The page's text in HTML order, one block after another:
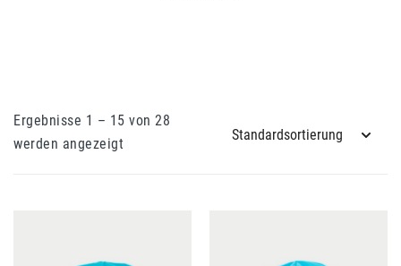
Ergebnisse 1 – 15 von 28
werden angezeigt